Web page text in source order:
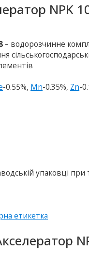
NPK
– водорозчинне
-0.55%, Mn-0.35%, Zn-
упаковці при
етикетка